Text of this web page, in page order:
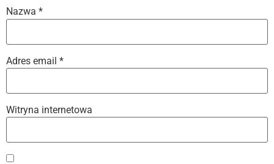
Nazwa *
Adres email *
Witryna internetowa